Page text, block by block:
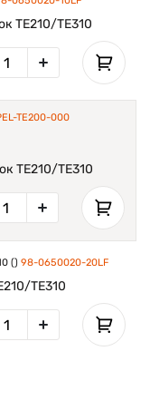
TE210/TE310
TE200-000
TE210/TE310
() 98-0650020-20LF
TE310